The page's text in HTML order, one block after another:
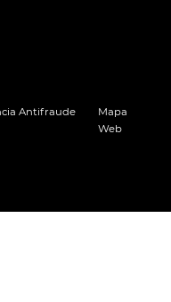
Antifraude
Mapa
Web